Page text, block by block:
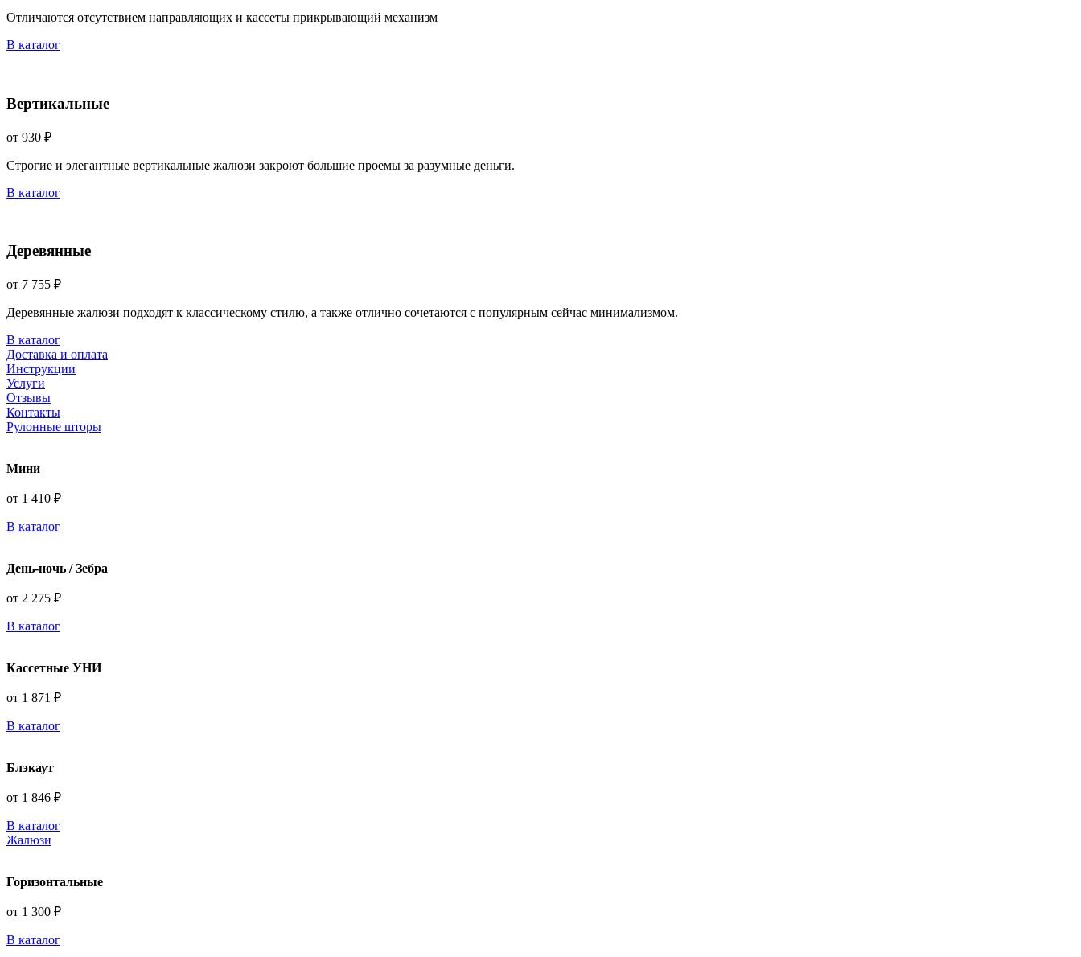
Отличаются отсутствием направляющих и кассеты прикрывающий механизм
В каталог
Вертикальные
от 930 ₽
Строгие и элегантные вертикальные жалюзи закроют большие проемы за разумные деньги.
В каталог
Деревянные
от 7 755 ₽
Деревянные жалюзи подходят к классическому стилю, а также отлично сочетаются с популярным сейчас минимализмом.
В каталог
Доставка и оплата
Инструкции
Услуги
Отзывы
Контакты
Рулонные шторы
Мини
от 1 410 ₽
В каталог
День-ночь / Зебра
от 2 275 ₽
В каталог
Кассетные УНИ
от 1 871 ₽
В каталог
Блэкаут
от 1 846 ₽
В каталог
Жалюзи
Горизонтальные
от 1 300 ₽
В каталог